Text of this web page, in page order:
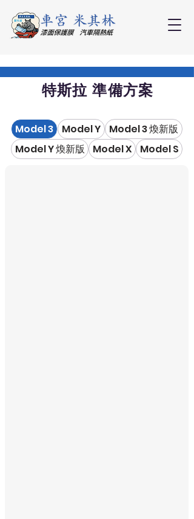
特斯拉 準備方案
Model 3 Model Y
Model 3 煥新版
Model Y 煥新版
Model X Model S